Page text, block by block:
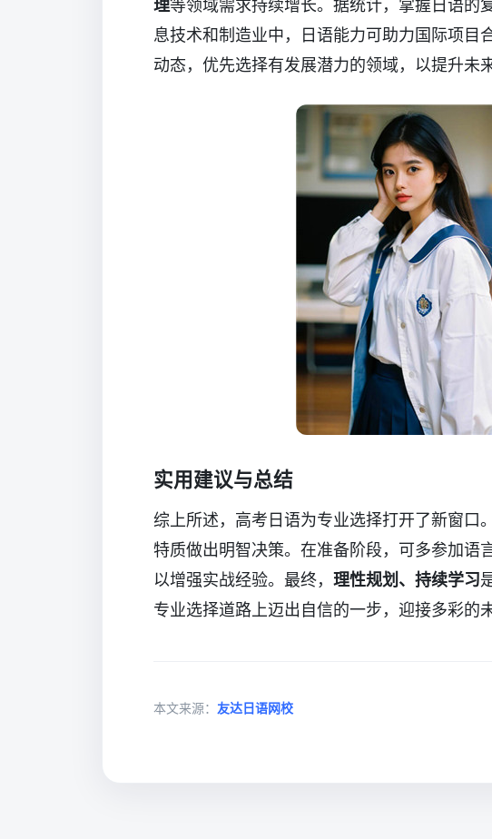
理等领域需求持续增长。据统计，掌握日语的
息技术和制造业中，日语能力可助力国际项目
动态，优先选择有发展潜力的领域，以提升未
实用建议与总结
综上所述，高考日语为专业选择打开了新窗口
特质做出明智决策。在准备阶段，可多参加语
以增强实战经验。最终， 理性规划、持续学习
专业选择道路上迈出自信的一步，迎接多彩的未
本文来源： 友达日语网校